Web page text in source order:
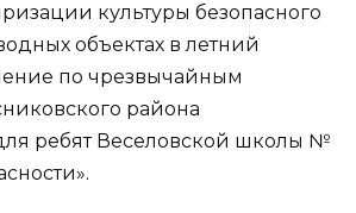
культуры безопасного
объектах в летний
по чрезвычайным
района
ребят Веселовской школы №